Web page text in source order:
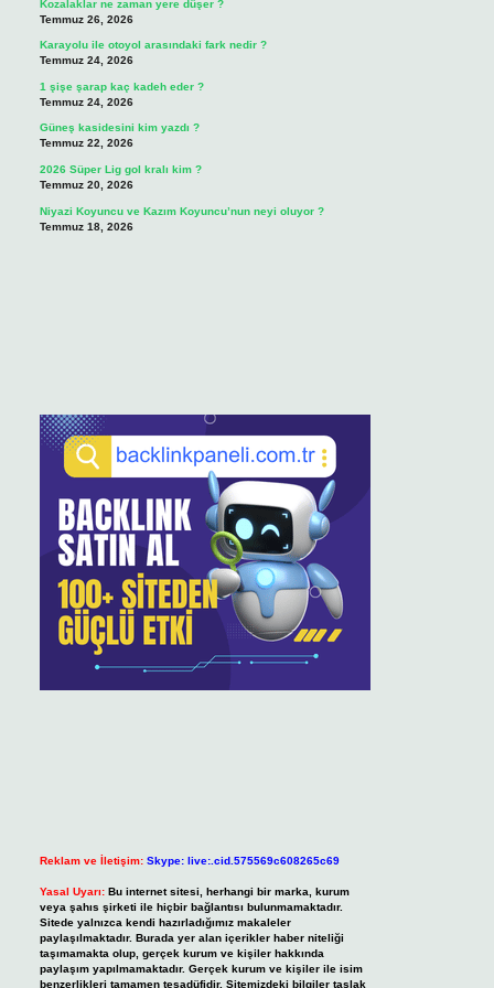
Kozalaklar ne zaman yere düşer ?
Temmuz 26, 2026
Karayolu ile otoyol arasındaki fark nedir ?
Temmuz 24, 2026
1 şişe şarap kaç kadeh eder ?
Temmuz 24, 2026
Güneş kasidesini kim yazdı ?
Temmuz 22, 2026
2026 Süper Lig gol kralı kim ?
Temmuz 20, 2026
Niyazi Koyuncu ve Kazım Koyuncu’nun neyi oluyor ?
Temmuz 18, 2026
Reklam ve İletişim: Skype: live:.cid.575569c608265c69
Yasal Uyarı: Bu internet sitesi, herhangi bir marka, kurum
veya şahıs şirketi ile hiçbir bağlantısı bulunmamaktadır.
Sitede yalnızca kendi hazırladığımız makaleler
paylaşılmaktadır. Burada yer alan içerikler haber niteliği
taşımamakta olup, gerçek kurum ve kişiler hakkında
paylaşım yapılmamaktadır. Gerçek kurum ve kişiler ile isim
benzerlikleri tamamen tesadüfidir. Sitemizdeki bilgiler taslak